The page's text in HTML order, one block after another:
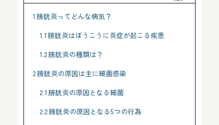
1 膀胱炎ってどんな病気？
1.1 膀胱炎はぼうこうに炎症が起こる疾患
1.2膀胱炎の種類は？
2膀胱炎の原因は主に細菌感染
2.1 膀胱炎の原因となる細菌
2.2膀胱炎の原因となる5つの行為